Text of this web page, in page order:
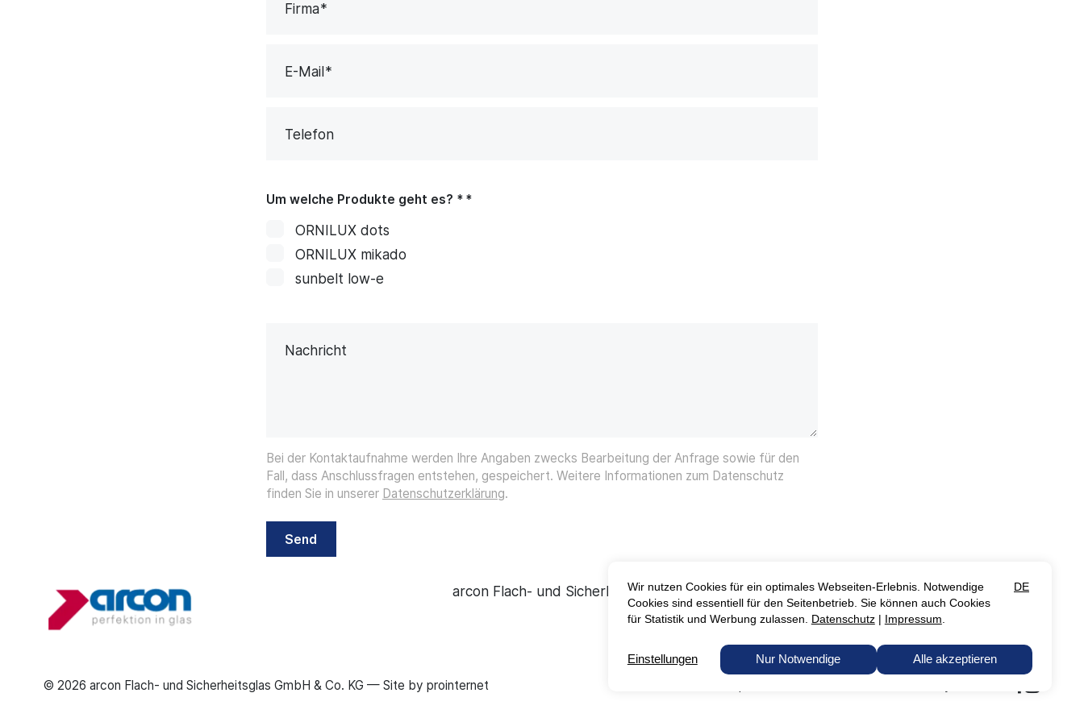
Firma
E-Mail
Telefon
Um welche Produkte geht es? *
ORNILUX dots
ORNILUX mikado
sunbelt low-e
Nachricht
Bei der Kontaktaufnahme werden Ihre Angaben zwecks Bearbeitung der Anfrage sowie für den
Fall, dass Anschlussfragen entstehen, gespeichert. Weitere Informationen zum Datenschutz
finden Sie in unserer Datenschutzerklärung.
Send
arcon Flach- und Sicherheitsglas GmbH & Co. KG Industriestraße 10 91555 Feuchtwangen
+49 (0) 9852 6700-0
info@arcon-glas.de
© 2026 arcon Flach- und Sicherheitsglas GmbH & Co. KG — Site by prointernet